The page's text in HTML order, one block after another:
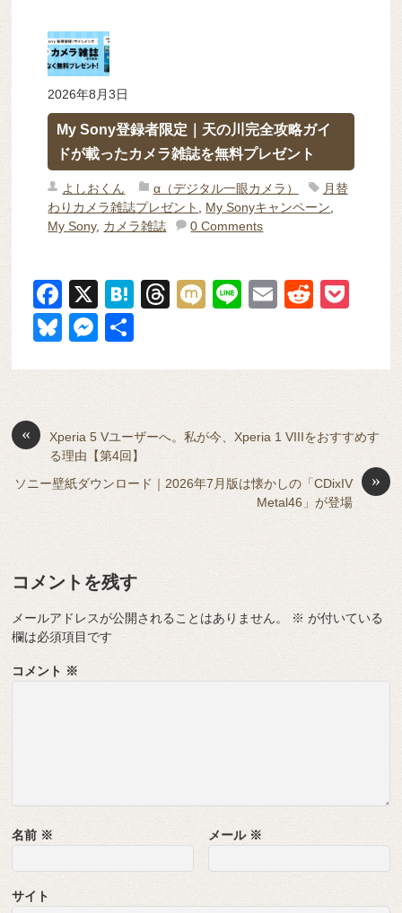
2026年8月3日
My Sony登録者限定｜天の川完全攻略ガイ
ドが載ったカメラ雑誌を無料プレゼント
よしおくん α（デジタル一眼カメラ）
月替
わりカメラ雑誌プレゼント , My Sonyキャンペーン,
My Sony, カメラ雑誌 0 Comments
F
a
c
e
o
o
k
X
H
n
T
a
s
M
Li
E
R
di et
Bl
e
y
M
n
g
er
«
Xperia 5 Vユーザーへ。私が今、Xperia 1 VIIIをおすすめす
る理由【第4回】
»
ソニー壁紙ダウンロード｜2026年7月版は懐かしの「CDixIV
Metal46」が登場
コメントを残す
メールアドレスが公開されることはありません。 ※ が付いている
欄は必須項目です
コメント ※
名前 ※ メール ※
サイト